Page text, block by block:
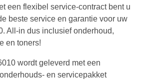
een flexibel service-contract bent u
beste service en garantie voor uw
All-in dus inclusief onderhoud,
en toners!
wordt geleverd met een
en servicepakket